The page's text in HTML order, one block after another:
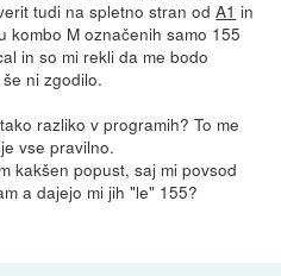
tudi na spletno stran odA1 in
kombo M označenih samo 155
in so mi rekli da me bodo
ni zgodilo.
razliko v programih? To me
vse pravilno.
kakšen popust, saj mi povsod
a dajejo mi jih "le" 155?